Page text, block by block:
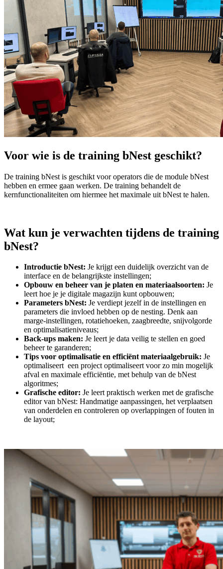
Voor wie is de training bNest geschikt?
De training bNest is geschikt voor operators die de module bNest
hebben en ermee gaan werken. De training behandelt de
kernfunctionaliteiten om hiermee het maximale uit bNest te halen.
Wat kun je verwachten tijdens de training
bNest?
Introductie bNest: Je krijgt een duidelijk overzicht van de
interface en de belangrijkste instellingen;
Opbouw en beheer van je platen en materiaalsoorten: Je
leert hoe je je digitale magazijn kunt opbouwen;
Parameters bNest: Je verdiept jezelf in de instellingen en
parameters die invloed hebben op de nesting. Denk aan
marge-instellingen, rotatiehoeken, zaagbreedte, snijvolgorde
en optimalisatieniveaus;
Back-ups maken: Je leert je data veilig te stellen en goed
beheer te garanderen;
Tips voor optimalisatie en efficiënt materiaalgebruik: Je
optimaliseert een project optimaliseert voor zo min mogelijk
afval en maximale efficiëntie, met behulp van de bNest
algoritmes;
Grafische editor: Je leert praktisch werken met de grafische
editor van bNest: Handmatige aanpassingen, het verplaatsen
van onderdelen en controleren op overlappingen of fouten in
de layout;